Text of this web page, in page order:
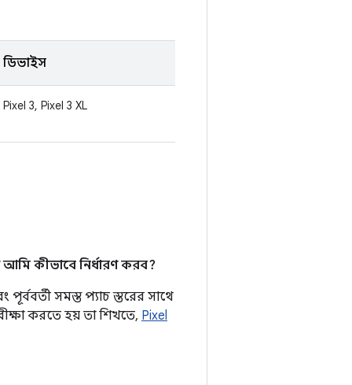
ডিভাইস
Pixel 3, Pixel 3 XL
কীভাবে নির্ধারণ করব?
সমস্ত প্যাচ স্তরের সাথে
করতে হয় তা শিখতে, Pixel